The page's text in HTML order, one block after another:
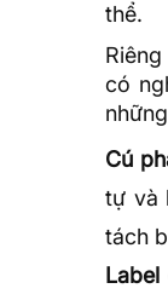
thể.
có
Cú
tự và
tách
Label